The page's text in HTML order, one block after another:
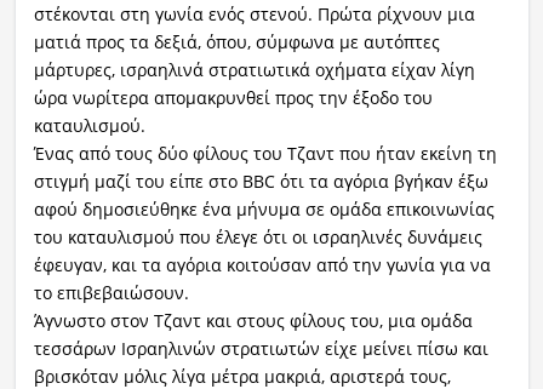
στέκονται στη γωνία ενός στενού. Πρώτα ρίχνουν μια
ματιά προς τα δεξιά, όπου, σύμφωνα με αυτόπτες
μάρτυρες, ισραηλινά στρατιωτικά οχήματα είχαν λίγη
ώρα νωρίτερα απομακρυνθεί προς την έξοδο του
καταυλισμού.
Ένας από τους δύο φίλους του Τζαντ που ήταν εκείνη τη
στιγμή μαζί του είπε στο BBC ότι τα αγόρια βγήκαν έξω
αφού δημοσιεύθηκε ένα μήνυμα σε ομάδα επικοινωνίας
του καταυλισμού που έλεγε ότι οι ισραηλινές δυνάμεις
έφευγαν, και τα αγόρια κοιτούσαν από την γωνία για να
το επιβεβαιώσουν.
Άγνωστο στον Τζαντ και στους φίλους του, μια ομάδα
τεσσάρων Ισραηλινών στρατιωτών είχε μείνει πίσω και
βρισκόταν μόλις λίγα μέτρα μακριά, αριστερά τους,